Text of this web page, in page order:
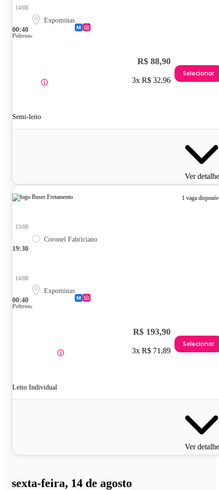
00:40
14/08
Expominas
Poltrona
Semi-leito
R$ 88,90
3x R$ 32,96
Selecionar
Ver
1 vaga
19:30
13/08
Coronel Fabriciano
00:40
14/08
Expominas
Poltrona
Leito Individual
R$ 193,90
3x R$ 71,89
Selecionar
Ver
sexta-feira, 14 de agosto